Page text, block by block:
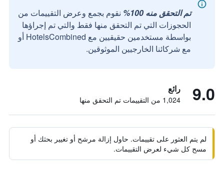
تم التحقق منه 100%
نقوم بجمع وعرض التقييمات من
الحجوزات التي تم التحقق منها فقط والتي تم إجراؤها
بواسطة مستخدمين حقيقيين مع HotelsCombined أو
مع شركائنا الخارجيين الموثوقين.
9.0 رائع
1,024 من التقييمات تم التحقق منها
لم يتم العثور على تقييمات. حاول إزالة مرشح أو تغيير بحثك أو
مسح كل شيء لعرض التقييمات.